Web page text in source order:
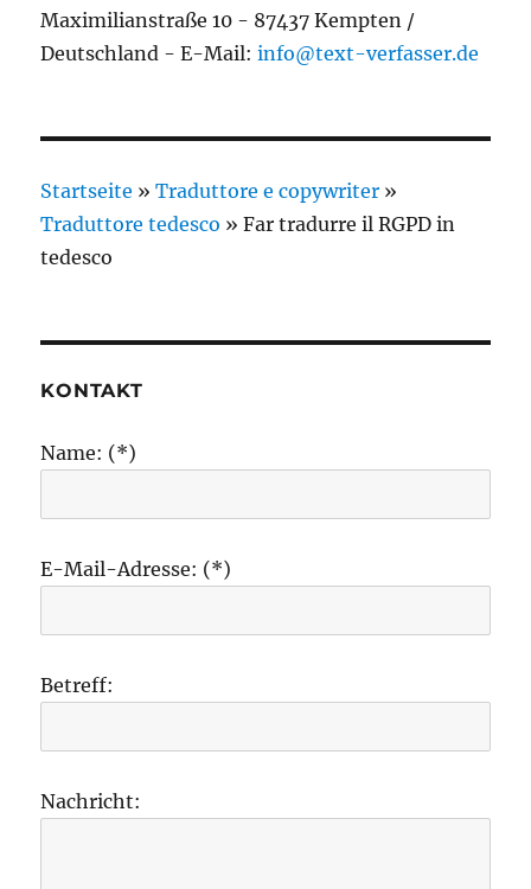
Maximilianstraße 10 - 87437 Kempten /
Deutschland - E-Mail:info@text-verfasser.de
Startseite »Traduttore e copywriter »
Traduttore tedesco »Far tradurre il RGPD in
tedesco
KONTAKT
Name: (*)
E-Mail-Adresse: (*)
Betreff:
Nachricht: